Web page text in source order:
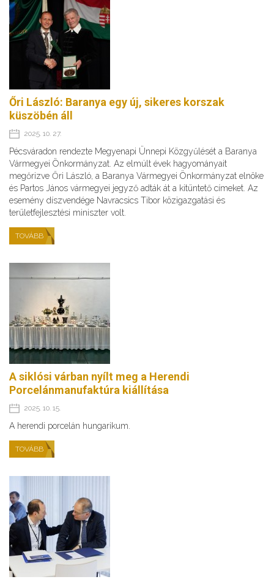
Őri László: Baranya egy új, sikeres korszak
küszöbén áll
2025. 10. 27.
Pécsváradon rendezte Megyenapi Ünnepi Közgyűlését a Baranya
Vármegyei Önkormányzat. Az elmúlt évek hagyományait
megőrizve Őri László, a Baranya Vármegyei Önkormányzat elnöke
és Partos János vármegyei jegyző adták át a kitüntető címeket. Az
esemény díszvendége Navracsics Tibor közigazgatási és
területfejlesztési miniszter volt.
TOVÁBB
A siklósi várban nyílt meg a Herendi
Porcelánmanufaktúra kiállítása
2025. 10. 15.
A herendi porcelán hungarikum.
TOVÁBB